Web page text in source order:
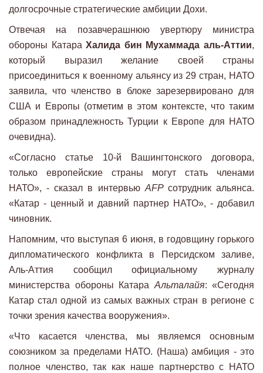
долгосрочные стратегические амбиции Дохи.
Отвечая на позавчерашнюю увертюру министра
обороны КатараХалида бин Мухаммада аль-Аттии,
который выразил желание своей страны
присоединиться к военному альянсу из 29 стран, НАТО
заявила, что членство в блоке зарезервировано для
США и Европы (отметим в этом контексте, что таким
образом принадлежность Турции к Европе для НАТО
очевидна).
«Согласно статье 10-й Вашингтонского договора,
только европейские страны могут стать членами
НАТО», - сказал в интервью AFP сотрудник альянса.
«Катар - ценный и давний партнер НАТО», - добавил
чиновник.
Напомним, что выступая 6 июня, в годовщину горького
дипломатического конфликта в Персидском заливе,
Аль-Аттия сообщил официальному журналу
министерства обороны Катара Альталайя: «Сегодня
Катар стал одной из самых важных стран в регионе с
точки зрения качества вооружения».
«Что касается членства, мы являемся основным
союзником за пределами НАТО. (Наша) амбиция - это
полное членство, так как наше партнерство с НАТО